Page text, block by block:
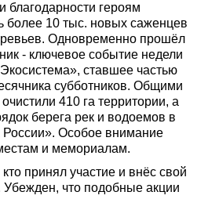
благодарности героям
более 10 тыс. новых саженцев
Одновременно прошёл
- ключевое событие недели
ставшее частью
субботников. Общими
410 га территории, а
берега рек и водоемов в
России». Особое внимание
и мемориалам.
принял участие и внёс свой
что подобные акции